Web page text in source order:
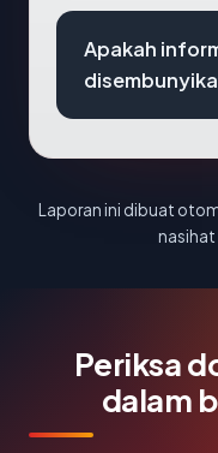
Apakah
Laporan ini dibuat
nasihat
Periksa
dalam